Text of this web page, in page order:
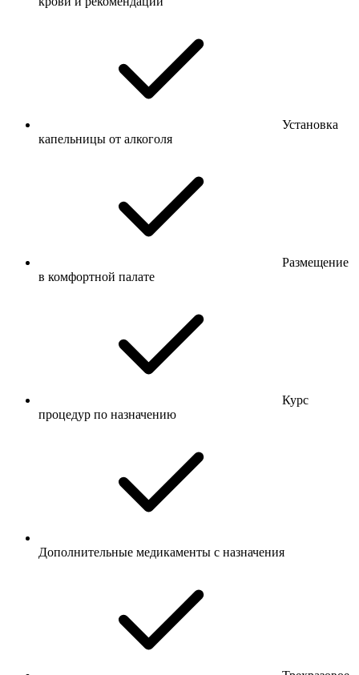
Установка
капельницы от алкоголя
Размещение
в комфортной палате
Курс
процедур по назначению
Дополнительные медикаменты с назначения